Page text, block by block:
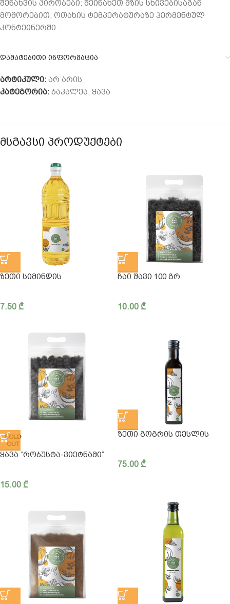
შენახვის პირობები: შეინახეთ მზის სხივებისაგან
მოშორებით, ოთახის ტემპერატურაზე ჰერმენტულ
კონტეინერში .
დამატებითი ინფორმაცია
არტიკული: არ არის
კატეგორია: ბაკალეა, ყავა
ᲛᲡᲒᲐᲕᲡᲘ ᲞᲠᲝᲓᲣᲥᲢᲔᲑᲘ
ᲖᲔᲗᲘ ᲡᲘᲛᲘᲜᲓᲘᲡ
7.50 ₾
ᲩᲐᲘ ᲨᲐᲕᲘ 100 ᲒᲠ
10.00 ₾
SOLD
OUT
ᲧᲐᲕᲐ “ᲠᲝᲑᲣᲡᲢᲐ-ᲕᲘᲔᲢᲜᲐᲛᲘ”
15.00 ₾
ᲖᲔᲗᲘ ᲒᲝᲒᲠᲘᲡ ᲗᲔᲡᲚᲘᲡ
75.00 ₾